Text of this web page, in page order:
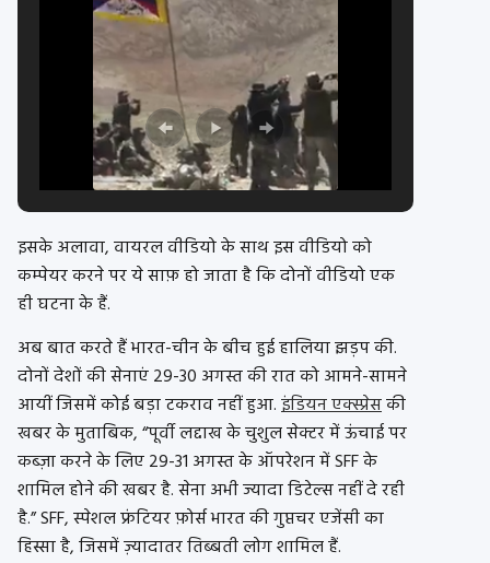
इसके अलावा, वायरल वीडियो के साथ इस वीडियो को
कम्पेयर करने पर ये साफ़ हो जाता है कि दोनों वीडियो एक
ही घटना के हैं.
अब बात करते हैं भारत-चीन के बीच हुई हालिया झड़प की.
दोनों देशों की सेनाएं 29-30 अगस्त की रात को आमने-सामने
आयीं जिसमें कोई बड़ा टकराव नहीं हुआ.इंडियन एक्स्प्रेसकी
खबर के मुताबिक, “पूर्वी लद्दाख के चुशुल सेक्टर में ऊंचाई पर
कब्ज़ा करने के लिए 29-31 अगस्त के ऑपरेशन में SFF के
शामिल होने की खबर है. सेना अभी ज्यादा डिटेल्‍स नहीं दे रही
है.” SFF, स्पेशल फ्रंटियर फ़ोर्स भारत की गुप्तचर एजेंसी का
हिस्सा है, जिसमें ज़्यादातर तिब्बती लोग शामिल हैं.